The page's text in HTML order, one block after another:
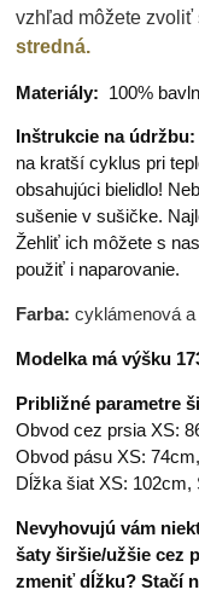
vzhľad môžete
stredná.
Materiály: 100%
Inštrukcie na údržbu:
na kratší cyklus pri
obsahujúci bielidlo!
sušenie v sušičke.
Žehliť ich môžete s
použiť i naparovanie.
Farba:cyklámenová a
Modelka má výšku
Približné parametre
Obvod cez prsia XS:
Obvod pásu XS:
Dĺžka šiat XS: 102cm,
Nevyhovujú vám
šaty širšie/užšie cez
zmeniť dĺžku? Stačí